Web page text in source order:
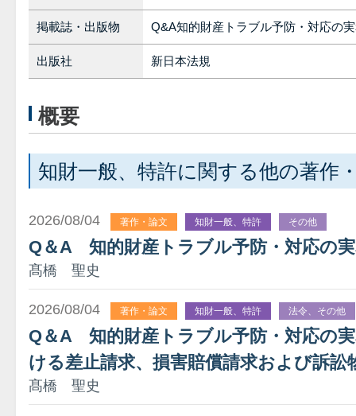
掲載誌・出版物 Q&A知的財産トラブル予防・対応の
出版社 新日本法規
概要
知財一般、特許に関する他の著作
2026/08/04 著作・論文 知財一般、特許 その他
Q＆A 知的財産トラブル予防・対応の
髙橋 聖史
2026/08/04 著作・論文 知財一般、特許 法令、その他
Q＆A 知的財産トラブル予防・対応の
ける差止請求、損害賠償請求および訴訟
髙橋 聖史